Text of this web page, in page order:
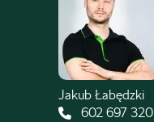
Jakub Łabędzki
602 697 320